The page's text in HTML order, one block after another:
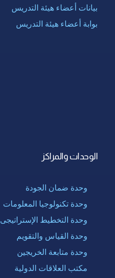
بيانات أعضاء هيئة التدريس
بوابة أعضاء هيئة التدريس
الوحدات والمراكز
وحدة ضمان الجودة
وحدة تكنولوجيا المعلومات
وحدة التخطيط الإستراتيجى
وحدة القياس والتقويم
وحدة متابعة الخريجين
مكتب العلاقات الدولية